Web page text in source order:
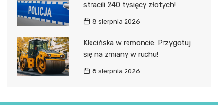
stracili 240 tysięcy złotych!
8 sierpnia 2026
Klecińska w remoncie: Przygotuj
się na zmiany w ruchu!
8 sierpnia 2026